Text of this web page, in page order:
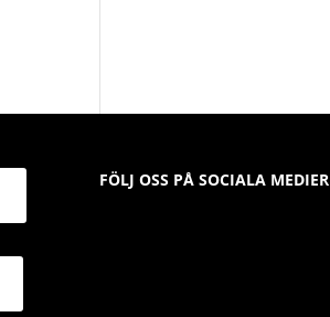
FÖLJ OSS PÅ SOCIALA MEDIER